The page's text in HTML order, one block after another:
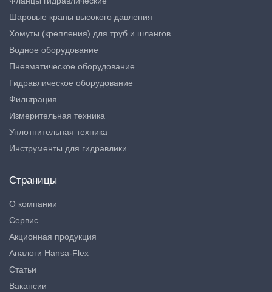
Шаровые краны высокого давления
Хомуты (крепления) для труб и шлангов
Водное оборудование
Пневматическое оборудование
Гидравлическое оборудование
Фильтрация
Измерительная техника
Уплотнительная техника
Инструменты для гидравлики
Страницы
О компании
Сервис
Акционная продукция
Аналоги Hansa-Flex
Статьи
Вакансии